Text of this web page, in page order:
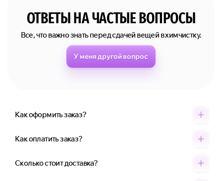
ОТВЕТЫ НА ЧАСТЫЕ ВОПРОСЫ
Все, что важно знать перед сдачей вещей в химчистку.
У меня другой вопрос
Как оформить заказ?
Как оплатить заказ?
Сколько стоит доставка?